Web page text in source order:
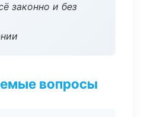
законно и без
вопросы